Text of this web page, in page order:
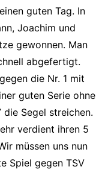
guten Tag. In
Joachim und
gewonnen. Man
abgefertigt.
die Nr. 1 mit
guten Serie ohne
die Segel streichen.
verdient ihren 5
müssen uns nun
Spiel gegen TSV